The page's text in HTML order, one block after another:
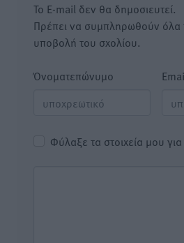
Το E-mail δεν θα δημοσιευτεί.
Πρέπει να συμπληρωθούν όλα
υποβολή του σχολίου.
Όνοματεπώνυμο
Φύλαξε τα στοιχεία μου